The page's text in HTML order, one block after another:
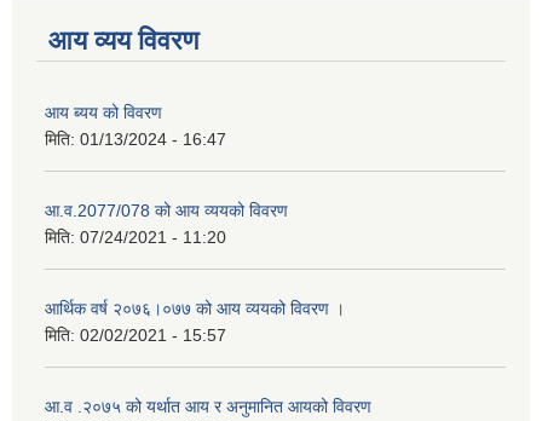
आय व्यय विवरण
आय ब्यय को विवरण
मिति: 01/13/2024 - 16:47
आ.व.2077/078 को आय व्ययको विवरण
मिति: 07/24/2021 - 11:20
आर्थिक वर्ष २०७६।०७७ को आय व्ययको विवरण ।
मिति: 02/02/2021 - 15:57
आ.व .२०७५ को यर्थात आय र अनुमानित आयको विवरण